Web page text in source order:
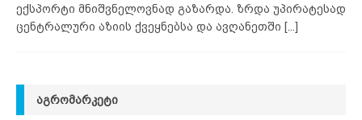
ექსპორტი მნიშვნელოვნად გაზარდა. ზრდა უპირატესად
ცენტრალური აზიის ქვეყნებსა და ავღანეთში [...]
ᲐᲒᲠᲝᲛᲐᲠᲙᲔᲢᲘ